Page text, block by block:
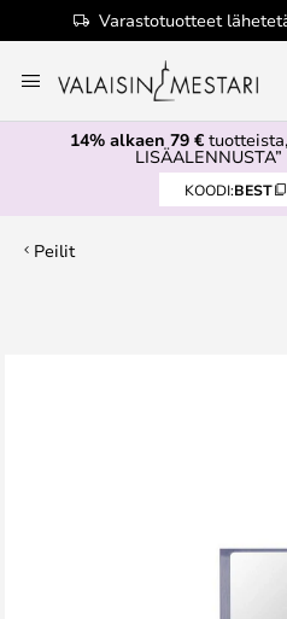
Varastotuotteet
to
Content
14% alkaen 79 €tuotteista,
LISÄALENNUSTA”
KOODI:BEST
Peilit